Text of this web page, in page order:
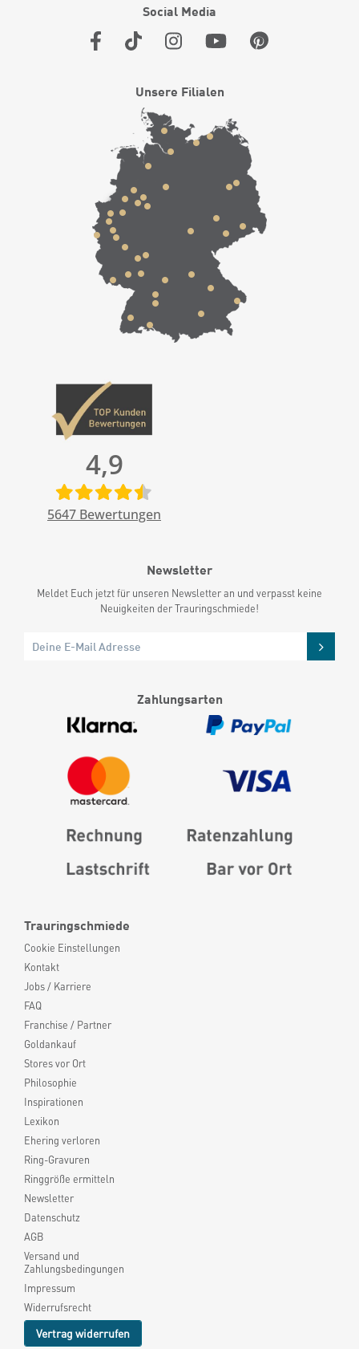
Trauringschmiede
Cookie Einstellungen
Kontakt
Jobs / Karriere
FAQ
Franchise / Partner
Goldankauf
Stores vor Ort
Philosophie
Inspirationen
Lexikon
Ehering verloren
Ring-Gravuren
Ringgröße ermitteln
Newsletter
Datenschutz
AGB
Versand und
Zahlungsbedingungen
Impressum
Widerrufsrecht
Vertrag widerrufen
Social Media
Unsere Filialen
4,9
5647 Bewertungen
Newsletter
Meldet Euch jetzt für unseren Newsletter an und verpasst keine
Neuigkeiten der Trauringschmiede!
Zahlungsarten